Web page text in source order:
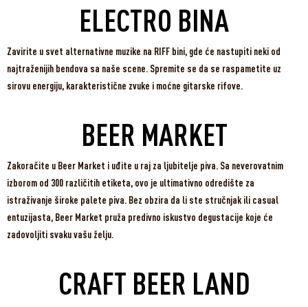
ELECTRO BINA
Zavirite u svet alternativne muzike na RIFF bini, gde će nastupiti neki od
najtraženijih bendova sa naše scene. Spremite se da se raspametite uz
sirovu energiju, karakteristične zvuke i moćne gitarske rifove.
BEER MARKET
Zakoračite u Beer Market i uđite u raj za ljubitelje piva. Sa neverovatnim
izborom od 300 različitih etiketa, ovo je ultimativno odredište za
istraživanje široke palete piva. Bez obzira da li ste stručnjak ili casual
entuzijasta, Beer Market pruža predivno iskustvo degustacije koje će
zadovoljiti svaku vašu želju.
CRAFT BEER LAND